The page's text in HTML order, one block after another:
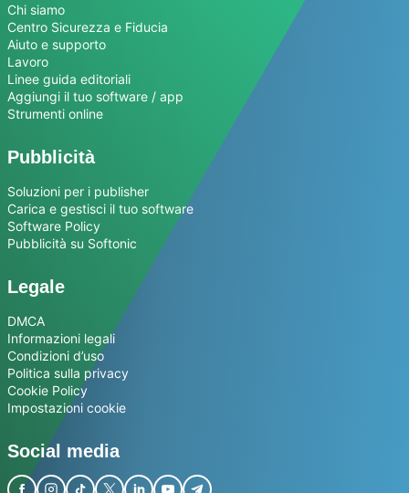
Chi siamo
Centro Sicurezza e Fiducia
Aiuto e supporto
Lavoro
Linee guida editoriali
Aggiungi il tuo software / app
Strumenti online
Pubblicità
Soluzioni per i publisher
Carica e gestisci il tuo software
Software Policy
Pubblicità su Softonic
Legale
DMCA
Informazioni legali
Condizioni d’uso
Politica sulla privacy
Cookie Policy
Impostazioni cookie
Social media